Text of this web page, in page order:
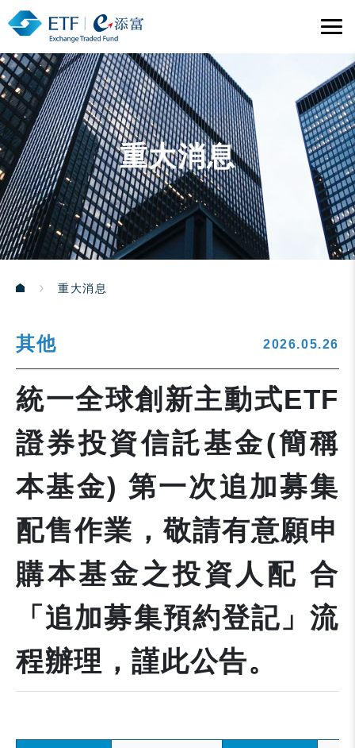
重大消息
重大消息
其他 2026.05.26
統一全球創新主動式ETF
證券投資信託基金(簡稱
本基金) 第一次追加募集
配售作業，敬請有意願申
購本基金之投資人配 合
「追加募集預約登記」流
程辦理，謹此公告。